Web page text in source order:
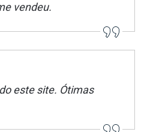
vendeu.
este site. Ótimas